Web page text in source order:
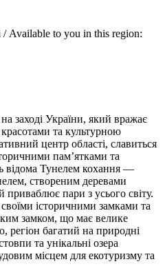
/ Available to you in this region:
заході України, який вражає
та культурною
центр області, славиться
пам’ятками та
відома Тунелем кохання —
створеним деревами
приваблює пари з усього світу.
історичними замками та
замком, що має велике
регіон багатий на природні
та унікальні озера
місцем для екотуризму та